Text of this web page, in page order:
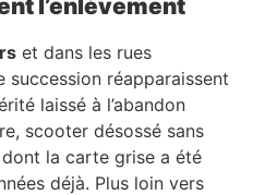
l’enlèvement
et dans les rues
succession réapparaissent
laissé à l’abandon
scooter désossé sans
la carte grise a été
déjà. Plus loin vers